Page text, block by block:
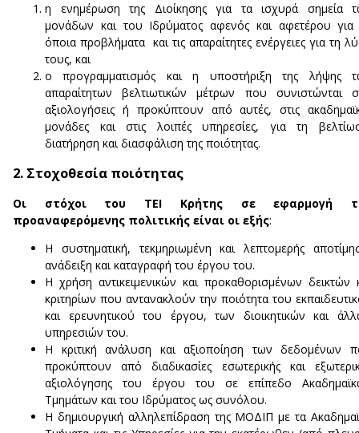
η ενημέρωση της Διοίκησης για τα ισχυρά σημεία
μονάδων και του Ιδρύματος αφενός και αφετέρου για
όποια προβλήματα και τις απαραίτητες ενέργειες για τη
τους, και
ο προγραμματισμός και η υποστήριξη της λήψης
απαραίτητων βελτιωτικών μέτρων που συνιστώνται
αξιολογήσεις ή προκύπτουν από αυτές, στις
μονάδες και στις λοιπές υπηρεσίες, για τη
διατήρηση και διασφάλιση της ποιότητας.
2. Στοχοθεσία ποιότητας
Οι στόχοι του ΤΕΙ Κρήτης σε εφαρμογή
προαναφερόμενης πολιτικής είναι οι εξής:
Η συστηματική, τεκμηριωμένη και λεπτομερής
ανάδειξη και καταγραφή του έργου του.
Η χρήση αντικειμενικών και προκαθορισμένων δεικτών
κριτηρίων που αντανακλούν την ποιότητα του
και ερευνητικού του έργου, των διοικητικών και
υπηρεσιών του.
Η κριτική ανάλυση και αξιοποίηση των δεδομένων
προκύπτουν από διαδικασίες εσωτερικής και
αξιολόγησης του έργου του σε επίπεδο
Τμημάτων και του Ιδρύματος ως συνόλου.
Η δημιουργική αλληλεπίδραση της ΜΟΔΙΠ με τα